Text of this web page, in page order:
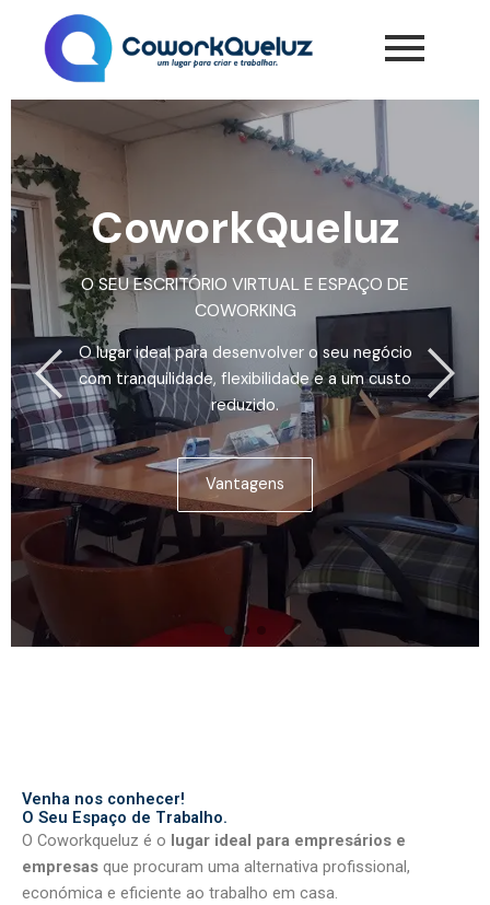
CoworkQueluz
O SEU ESCRITÓRIO VIRTUAL E ESPAÇO DE
COWORKING
O lugar ideal para desenvolver o seu negócio
com tranquilidade, flexibilidade e a um custo
reduzido.
Vantagens
Venha nos conhecer!
O Seu Espaço de Trabalho.
O Coworkqueluz é o lugar ideal para empresários e
empresas que procuram uma alternativa profissional,
económica e eficiente ao trabalho em casa.